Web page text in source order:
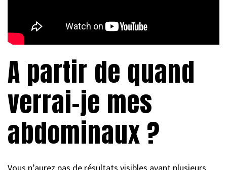
A partir de quand
verrai-je mes
abdominaux ?